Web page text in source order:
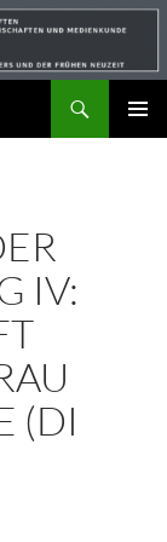
IV:
(DI